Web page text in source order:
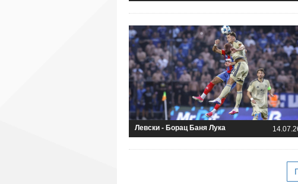
Левски - Борац Баня Лука